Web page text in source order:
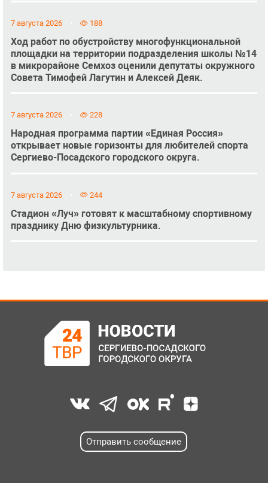
7 августа 2026 188
Ход работ по обустройству многофункциональной
площадки на территории подразделения школы №14
в микрорайоне Семхоз оценили депутаты окружного
Совета Тимофей Лагутин и Алексей Деяк.
7 августа 2026 228
Народная программа партии «Единая Россия»
открывает новые горизонты для любителей спорта
Сергиево-Посадского городского округа.
7 августа 2026 244
Стадион «Луч» готовят к масштабному спортивному
празднику Дню физкультурника.
Отправить сообщение